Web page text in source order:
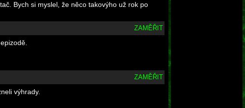
Bych si myslel, že něco takovýho už rok po
ZAMĚŘIT
ZAMĚŘIT
výhrady.